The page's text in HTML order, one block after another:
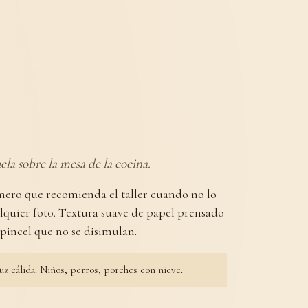
sobre la mesa de la cocina.
que recomienda el taller cuando no lo
foto. Textura suave de papel prensado
que no se disimulan.
cálida. Niños, perros, porches con nieve.